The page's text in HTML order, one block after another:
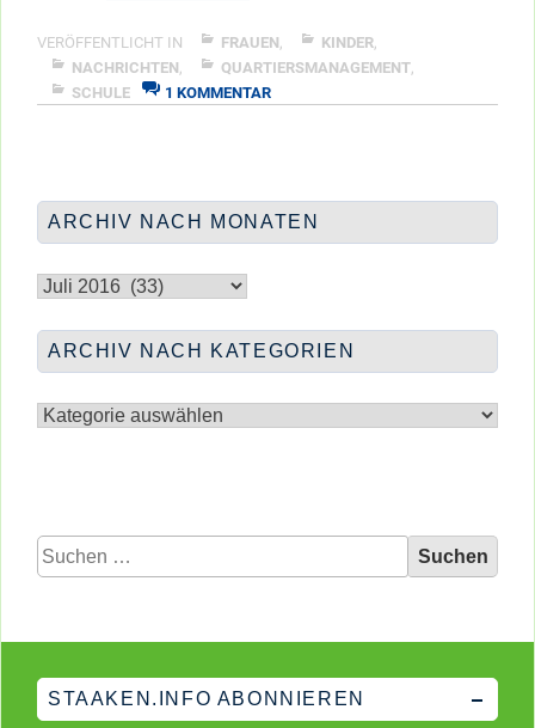
Frauen”
</span
VERÖFFENTLICHT IN FRAUEN, KINDER,
NACHRICHTEN, QUARTIERSMANAGEMENT,
SCHULE
1 KOMMENTARZU
ARCHIV NACH MONATEN
nach
ARCHIV NACH KATEGORIEN
nach
Suchen
nach:
STAAKEN.INFO ABONNIEREN